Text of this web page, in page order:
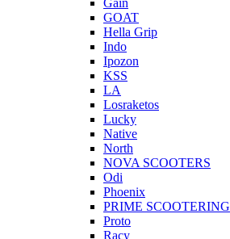
Gain
GOAT
Hella Grip
Indo
Ipozon
KSS
LA
Losraketos
Lucky
Native
North
NOVA SCOOTERS
Odi
Phoenix
PRIME SCOOTERING
Proto
Racy